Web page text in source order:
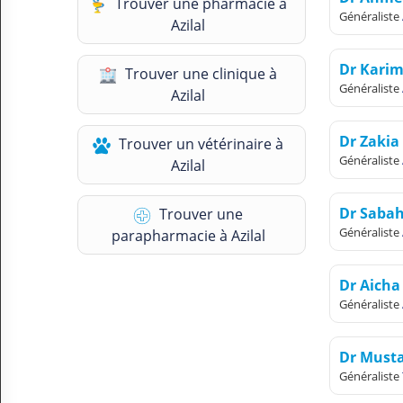
FR Français
Se connecter
Azilal
Trouver une clinique à
Azilal
Trouver un vétérinaire à
Azilal
Trouver une
parapharmacie à Azilal
Généraliste
Dr
Généraliste
Dr Zakia
Généraliste
Dr
Généraliste
Dr Aicha
Généraliste
Dr
Généraliste